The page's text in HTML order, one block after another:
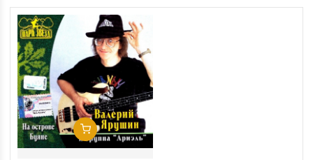
Добавить В Корзину